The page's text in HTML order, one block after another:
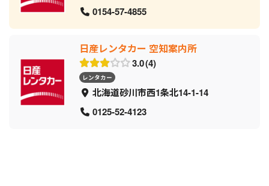
0154-57-4855
日産レンタカー 空知案内所
3.0 4
レンタカー
北海道砂川市西1条北14-1-14
0125-52-4123